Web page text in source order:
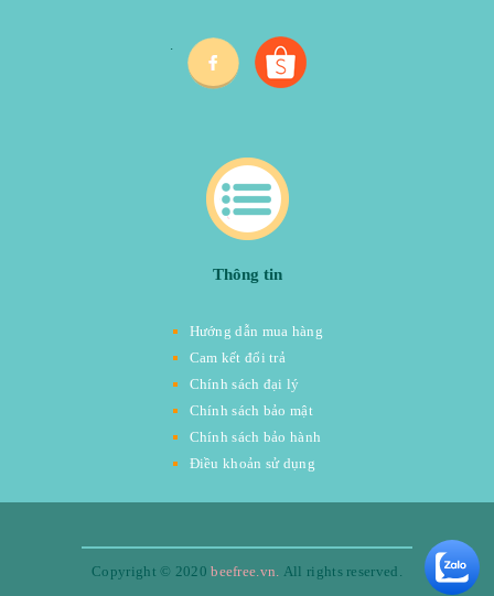
.
Thông tin
Hướng dẫn mua hàng
Cam kết đổi trả
Chính sách đại lý
Chính sách bảo mật
Chính sách bảo hành
Điều khoản sử dụng
Copyright © 2020beefree.vn. All rights reserved.